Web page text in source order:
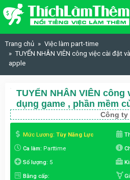
Skip to content
Trang chủ
Việc làm part-time
TUYỂN NHÂN VIÊN công việc cài đặt
apple
TUYỂN NHÂN VIÊN
dụng game , phần mềm
Công ty
Mức Lương: Tùy Năng Lực
Ca làm: Parttime
Số lượng: 5
Bằng cấp: